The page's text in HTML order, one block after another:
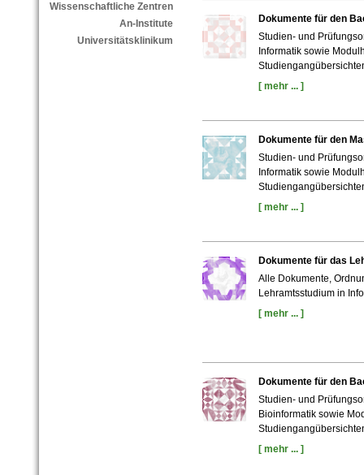
Wissenschaftliche Zentren
An-Institute
Universitätsklinikum
Dokumente für den
Studien- und
Informatik sowie
[ mehr ... ]
Dokumente für den
Studien- und
Informatik sowie
[ mehr ... ]
Dokumente für das
Alle Dokumente,
Lehramtsstudium in
[ mehr ... ]
Dokumente für den
Studien- und
Bioinformatik sowie
[ mehr ... ]